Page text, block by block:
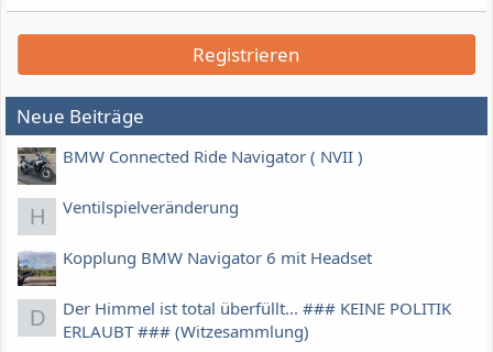
Registrieren
Neue Beiträge
BMW Connected Ride Navigator ( NVII )
H Ventilspielveränderung
Kopplung BMW Navigator 6 mit Headset
D
Der Himmel ist total überfüllt... ### KEINE POLITIK
ERLAUBT ### (Witzesammlung)